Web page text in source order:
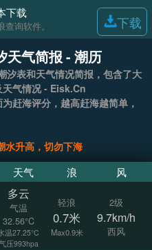
下载
询软件。 下载
天气简报 - 潮历
天气情况 - Eisk.Cn
赶海评分，越高赶海越简单，
水升高，切勿下海
天气 浪 风
多云
气温
32.56°C
温27.25°C
压993hpa
轻浪
0.7米
Max0.9米
2级
9.7km/h
西风